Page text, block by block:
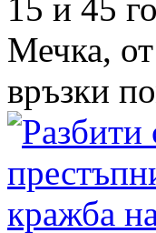
15 и 45
Мечка,
връзки